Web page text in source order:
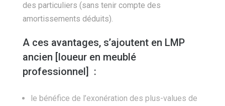
des particuliers (sans tenir compte des
amortissements déduits).
A ces avantages, s’ajoutent en LMP
ancien [loueur en meublé
professionnel] :
le bénéfice de l’exonération des plus-values de